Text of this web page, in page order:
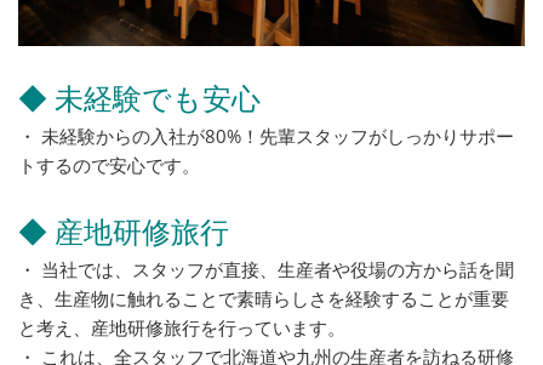
◆ 未経験でも安心
・ 未経験からの入社が80%！先輩スタッフがしっかりサポー
トするので安心です。
◆ 産地研修旅行
・ 当社では、スタッフが直接、生産者や役場の方から話を聞
き、生産物に触れることで素晴らしさを経験することが重要
と考え、産地研修旅行を行っています。
・ これは、全スタッフで北海道や九州の生産者を訪ねる研修